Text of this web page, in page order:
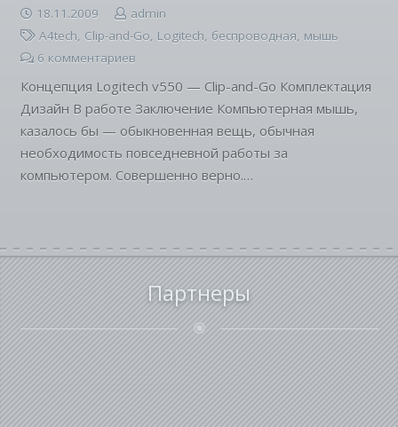
18.11.2009
admin
A4tech, Clip-and-Go, Logitech, беспроводная, мышь
6 комментариев
Концепция Logitech v550 — Clip-and-Go Комплектация
Дизайн В работе Заключение Компьютерная мышь,
казалось бы — обыкновенная вещь, обычная
необходимость повседневной работы за
компьютером. Совершенно верно.…
Партнеры
radio_button_checked